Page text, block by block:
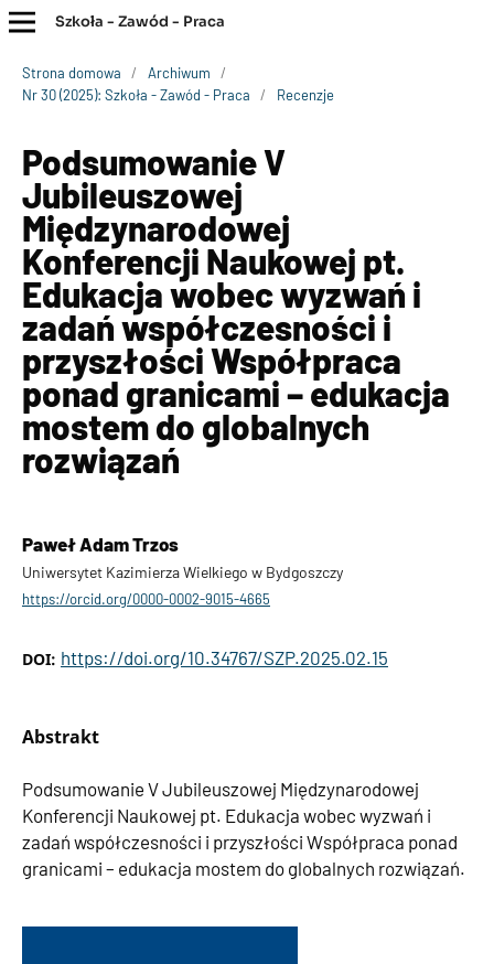
Szkoła - Zawód - Praca
Strona domowa / Archiwum
/
Nr 30 (2025): Szkoła - Zawód - Praca
/ Recenzje
Podsumowanie V
Jubileuszowej
Międzynarodowej
Konferencji Naukowej pt.
Edukacja wobec wyzwań i
zadań współczesności i
przyszłości Współpraca
ponad granicami – edukacja
mostem do globalnych
rozwiązań
Paweł Adam Trzos
Uniwersytet Kazimierza Wielkiego w Bydgoszczy
https://orcid.org/0000-0002-9015-4665
DOI: https://doi.org/10.34767/SZP.2025.02.15
Abstrakt
Podsumowanie V Jubileuszowej Międzynarodowej
Konferencji Naukowej pt. Edukacja wobec wyzwań i
zadań współczesności i przyszłości Współpraca ponad
granicami – edukacja mostem do globalnych rozwiązań.